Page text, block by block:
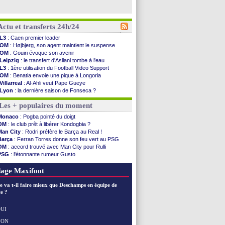
et transferts 24h/24
L3 : Caen premier leader
OM : Højbjerg, son agent maintient le suspense
OM : Gouiri évoque son avenir
Leipzig : le transfert d'Asllani tombe à l'eau
L3 : 1ère utilisation du Football Video Support
OM : Benatia envoie une pique à Longoria
Villarreal : Al-Ahli veut Pape Gueye
Lyon : la dernière saison de Fonseca ?
OM: un nouveau prétendant pour Højbjerg
Brest: un gardien norvégien en approche ?
OM: McCourt a versé 120 M€ en 2026
PSG: 4 retours dans le groupe face à Man Utd ...
Nice: Kevin Carlos va partir en Italie
L1: prison avec sursis requis contre un arbitre
Leganés: c'est signé pour Luca Zidane (off.)
Atletico: Ruggeri en route pour Aston Villa
Monaco: Filipe Luis soutient Biereth
PSG : Nsoki va signer en Croatie
Real: Mastantuono prêté à la Fiorentina (off.)
Man City
Palace
+ populaires du moment
: Pogba pointé du doigt
: le club prêt à libérer Kondogbia ?
City : Rodri préfère le Barça au Real !
: Ferran Torres donne son feu vert au PSG
: accord trouvé avec Man City pour Rulli
: l'étonnante rumeur Gusto
: Owori battu à mort à Kampala
Maxifoot
va t-il faire mieux que Deschamps en équipe de
?